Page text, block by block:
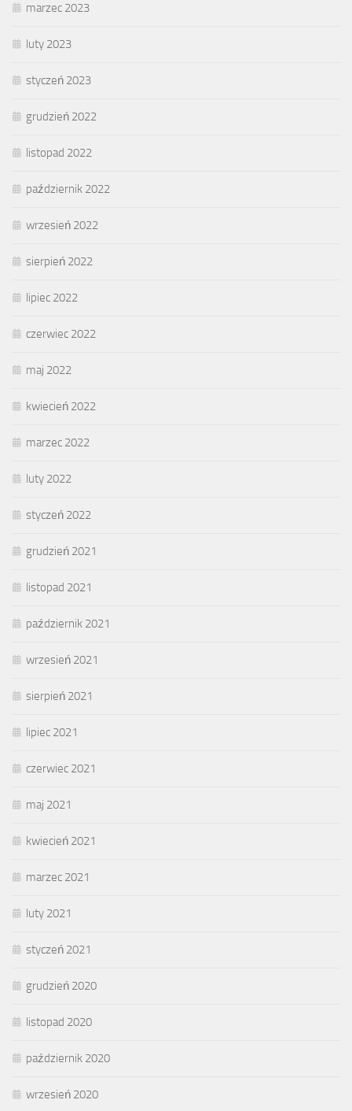
marzec 2023
luty 2023
styczeń 2023
grudzień 2022
listopad 2022
październik 2022
wrzesień 2022
sierpień 2022
lipiec 2022
czerwiec 2022
maj 2022
kwiecień 2022
marzec 2022
luty 2022
styczeń 2022
grudzień 2021
listopad 2021
październik 2021
wrzesień 2021
sierpień 2021
lipiec 2021
czerwiec 2021
maj 2021
kwiecień 2021
marzec 2021
luty 2021
styczeń 2021
grudzień 2020
listopad 2020
październik 2020
wrzesień 2020